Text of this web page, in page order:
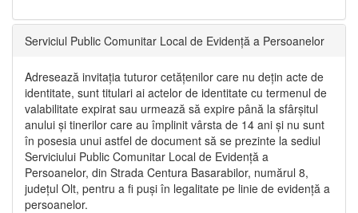
Serviciul Public Comunitar Local de Evidență a Persoanelor
Adresează invitația tuturor cetățenilor care nu dețin acte de
identitate, sunt titulari ai actelor de identitate cu termenul de
valabilitate expirat sau urmează să expire până la sfârșitul
anului și tinerilor care au împlinit vârsta de 14 ani și nu sunt
în posesia unui astfel de document să se prezinte la sediul
Serviciului Public Comunitar Local de Evidență a
Persoanelor, din Strada Centura Basarabilor, numărul 8,
județul Olt, pentru a fi puși în legalitate pe linie de evidență a
persoanelor.